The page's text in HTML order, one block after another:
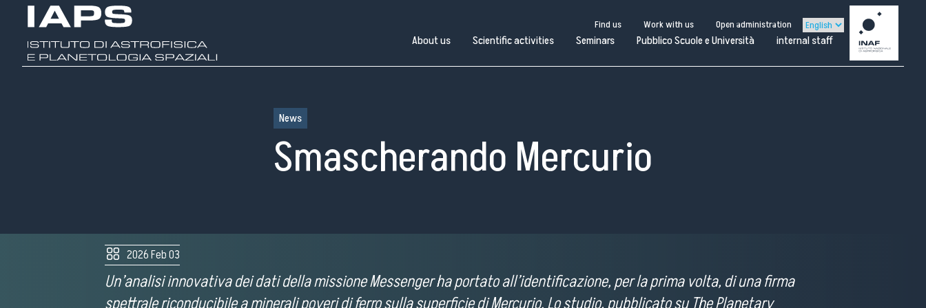
Find us Work with us Open administration
About us Scientific activities Seminars Pubblico Scuole e Università internal staff
News
Smascherando Mercurio
2026 Feb 03
Un’analisi innovativa dei dati della missione Messenger ha portato all’identificazione, per la prima volta, di una firma
Open administration
About
Scientific
Pubblico
internal